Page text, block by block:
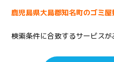
鹿児島県大島郡知名町のゴミ屋
検索条件に合致するサービスが